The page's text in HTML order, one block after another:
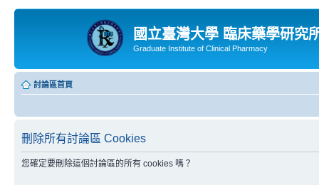
國立臺灣大學 臨床藥學研究
Graduate Institute of Clinical Pharmacy
討論區首頁
刪除所有討論區 Cookies
您確定要刪除這個討論區的所有 cookies 嗎？